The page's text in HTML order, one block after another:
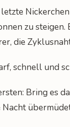
zu
die
schnell und
Bring es